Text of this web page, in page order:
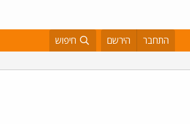
התחבר הירשם חיפוש